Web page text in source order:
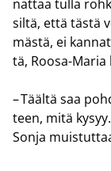
nat­taa tulla
siltä, että tästä
mäs­tä, ei
tä, Roosa-​Maria
– Tääl­tä saa
teen, mitä
Sonja